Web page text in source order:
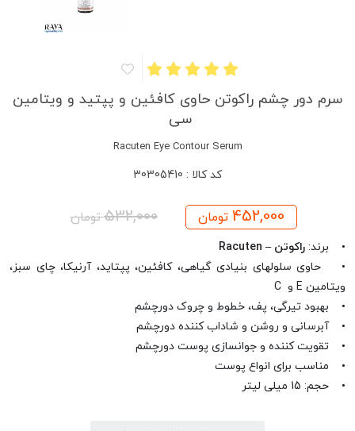
سرم دور چشم راکوتن حاوی کافئین و پپتید و ویتامین
سی
Racuten Eye Contour Serum
کد کالا : 30305410
452,000 تومان 532,000تومان
• برند: راکوتن – Racuten
• حاوی سلولهای بنیادی گیاهی، کافئین، پپتاید، آرنیکا، چای سبز،
ویتامین E و C
• بهبود تیرگی، پف، خطوط و چروک دورچشم
• آبرسانی و روشن و شاداب کننده دورچشم
• تقویت کننده و جوانسازی پوست دورچشم
• مناسب برای انواع پوست
• حجم: 15 میلی لیتر